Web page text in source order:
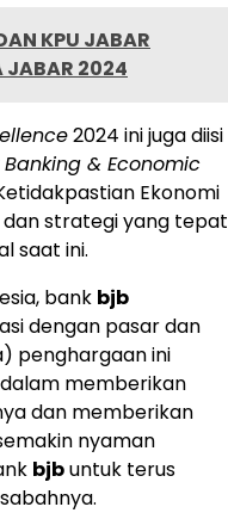
KPU JABAR
JABAR 2024
2024 ini juga diisi
& Economic
Ekonomi
strategi yang tepat
saat ini.
bank bjb
dengan pasar dan
penghargaan ini
dalam memberikan
dan memberikan
nyaman
bjbuntuk terus